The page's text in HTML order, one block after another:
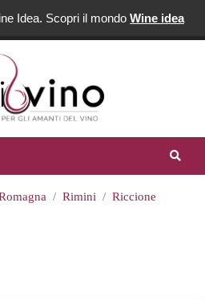
Idea. Scopri il mondo Wine idea
Rimini
Riccione